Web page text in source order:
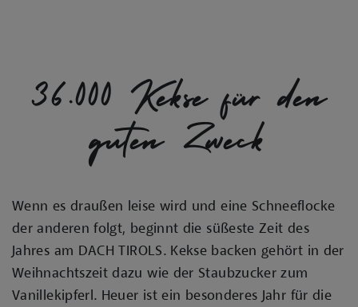
36.000 Kekse für den
guten Zweck
Wenn es draußen leise wird und eine Schneeflocke
der anderen folgt, beginnt die süßeste Zeit des
Jahres am DACH TIROLS. Kekse backen gehört in der
Weihnachtszeit dazu wie der Staubzucker zum
Vanillekipferl. Heuer ist ein besonderes Jahr für die